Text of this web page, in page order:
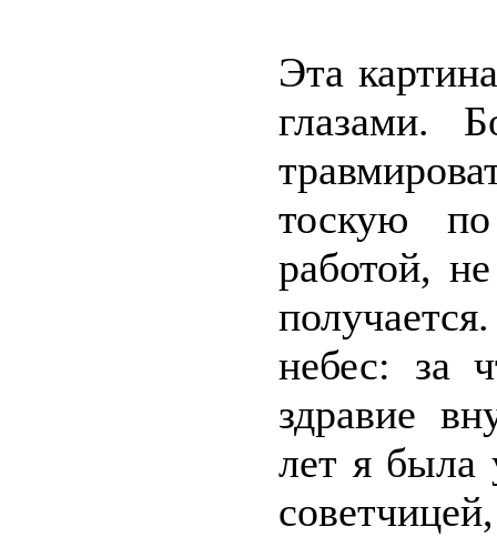
Эта
глазами.
тоскую
работой,
небес: за
здравие
лет я была